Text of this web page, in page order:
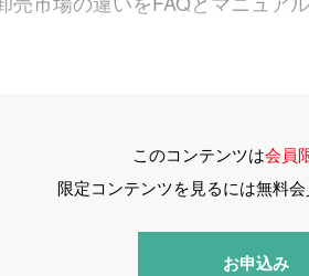
このコンテンツは会員
限定コンテンツを見るには無料
お申込み